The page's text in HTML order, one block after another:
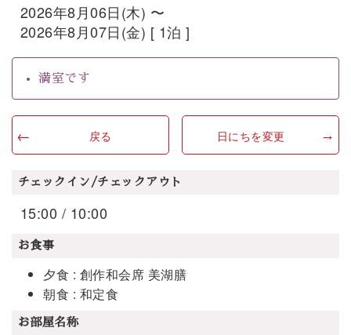
2026年8月06日(木) 〜
2026年8月07日(金) [ 1泊 ]
満室です
戻る 日にちを変更
チェックイン/チェックアウト
15:00 / 10:00
お食事
夕食 : 創作和会席 美湖膳
朝食 : 和定食
お部屋名称